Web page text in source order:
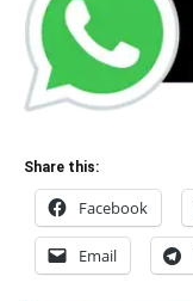
Share this:
Facebook
Email